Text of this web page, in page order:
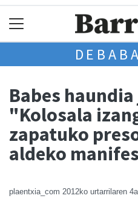
Babes
"Kolosala
zapatuko
aldeko
plaentxia_com 2012ko urtarrilaren 4a